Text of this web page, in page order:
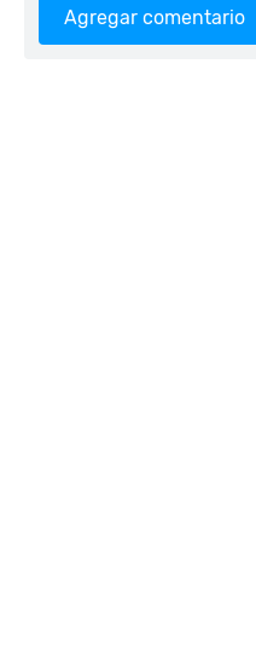
Agregar comentario